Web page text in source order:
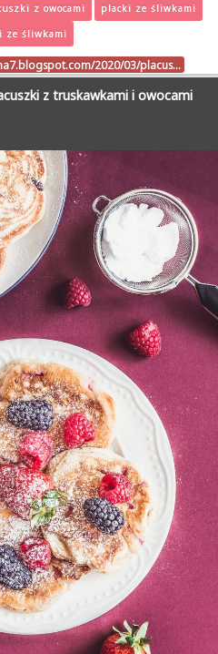
z owocami
placki ze śliwkami
ze śliwkami
2020/03/placus…
z truskawkami i owocami